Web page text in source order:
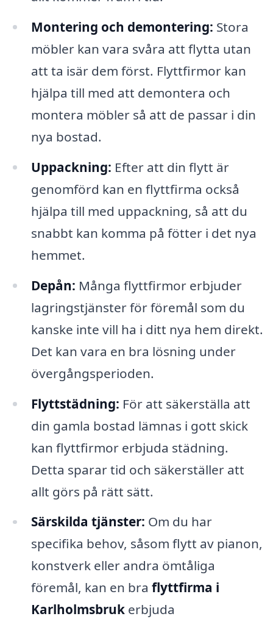
Montering och demontering: Stora
möbler kan vara svåra att flytta utan
att ta isär dem först. Flyttfirmor kan
hjälpa till med att demontera och
montera möbler så att de passar i din
nya bostad.
Uppackning: Efter att din flytt är
genomförd kan en flyttfirma också
hjälpa till med uppackning, så att du
snabbt kan komma på fötter i det nya
hemmet.
Depån: Många flyttfirmor erbjuder
lagringstjänster för föremål som du
kanske inte vill ha i ditt nya hem direkt.
Det kan vara en bra lösning under
övergångsperioden.
Flyttstädning: För att säkerställa att
din gamla bostad lämnas i gott skick
kan flyttfirmor erbjuda städning.
Detta sparar tid och säkerställer att
allt görs på rätt sätt.
Särskilda tjänster: Om du har
specifika behov, såsom flytt av pianon,
konstverk eller andra ömtåliga
föremål, kan en bra flyttfirma i
Karlholmsbrukerbjuda